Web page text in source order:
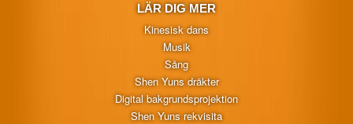
LÄR DIG MER
Kinesisk dans
Musik
Sång
Shen Yuns dräkter
Digital bakgrundsprojektion
Shen Yuns rekvisita